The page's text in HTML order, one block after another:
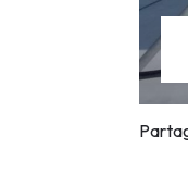
de
Faux